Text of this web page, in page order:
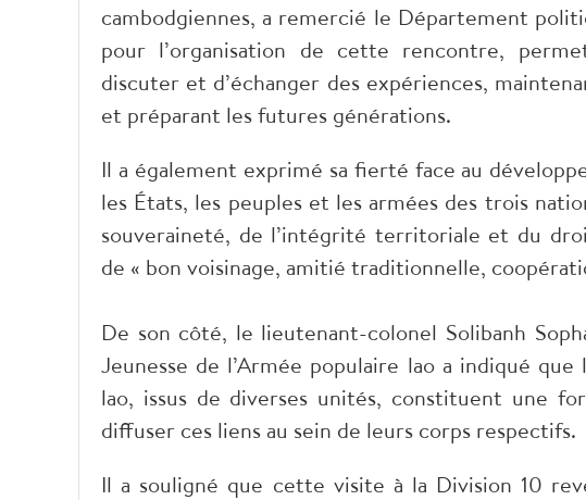
cambodgiennes, a remercié le Département
pour l’organisation de cette rencontre,
discuter et d’échanger des expériences,
et préparant les futures générations.
Il a également exprimé sa fierté face au
les États, les peuples et les armées des trois
souveraineté, de l’intégrité territoriale et du
de « bon voisinage, amitié traditionnelle,
De son côté, le lieutenant-colonel Solibanh
Jeunesse de l’Armée populaire lao a indiqué
lao, issus de diverses unités, constituent une
diffuser ces liens au sein de leurs corps respectifs.
Il a souligné que cette visite à la Division 10